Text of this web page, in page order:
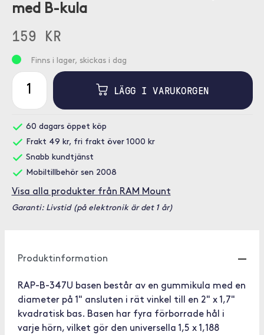
med B-kula
159 KR
Finns i lager, skickas i dag
LÄGG I VARUKORGEN
60 dagars öppet köp
Frakt 49 kr, fri frakt över 1000 kr
Snabb kundtjänst
Mobiltillbehör sen 2008
Visa alla produkter från RAM Mount
Garanti: Livstid (på elektronik är det 1 år)
Produktinformation
RAP-B-347U basen består av en gummikula med en
diameter på 1" ansluten i rät vinkel till en 2" x 1,7"
kvadratisk bas. Basen har fyra förborrade hål i
varje hörn, vilket gör den universella 1,5 x 1,188